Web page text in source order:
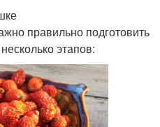
правильно подготовить
этапов: